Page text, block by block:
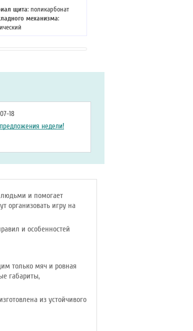
щита: поликарбонат
механизма:
: 305 см
18
недели!
и помогает
организовать игру на
и особенностей
только мяч и ровная
габариты,
из устойчивого